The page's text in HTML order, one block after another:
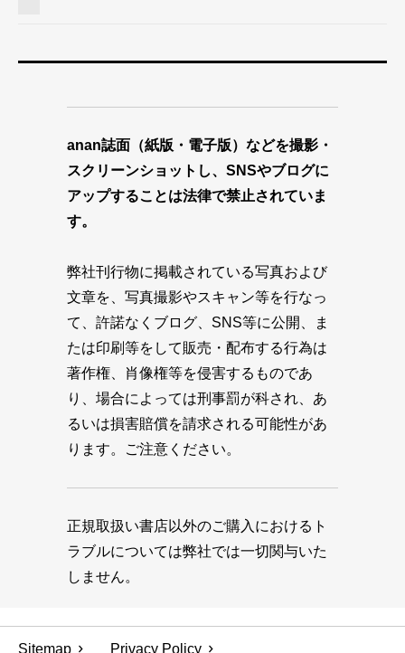
anan誌面（紙版・電子版）などを撮影・
スクリーンショットし、SNSやブログに
アップすることは法律で禁止されていま
す。
弊社刊行物に掲載されている写真および
文章を、写真撮影やスキャン等を行なっ
て、許諾なくブログ、SNS等に公開、ま
たは印刷等をして販売・配布する行為は
著作権、肖像権等を侵害するものであ
り、場合によっては刑事罰が科され、あ
るいは損害賠償を請求される可能性があ
ります。ご注意ください。
正規取扱い書店以外のご購入におけるト
ラブルについては弊社では一切関与いた
しません。
Sitemap Privacy Policy